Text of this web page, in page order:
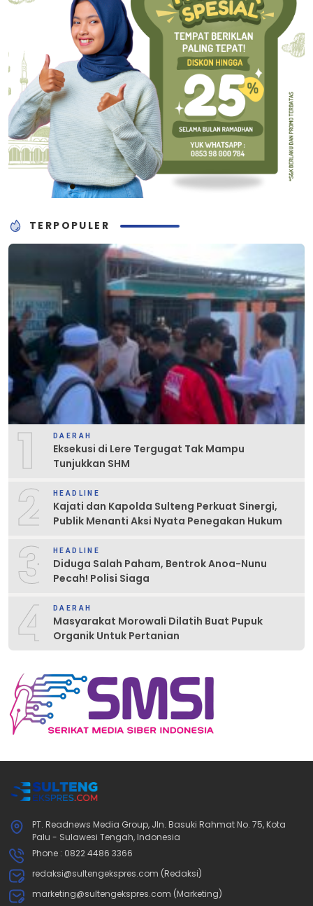
TERPOPULER
1 DAERAH
Eksekusi di Lere Tergugat Tak Mampu
Tunjukkan SHM
2 HEADLINE
Kajati dan Kapolda Sulteng Perkuat Sinergi,
Publik Menanti Aksi Nyata Penegakan Hukum
3 HEADLINE
Diduga Salah Paham, Bentrok Anoa-Nunu
Pecah! Polisi Siaga
4 DAERAH
Masyarakat Morowali Dilatih Buat Pupuk
Organik Untuk Pertanian
PT. Readnews Media Group, Jln. Basuki Rahmat No. 75, Kota
Palu - Sulawesi Tengah, Indonesia
Phone : 0822 4486 3366
redaksi@sultengekspres.com (Redaksi)
marketing@sultengekspres.com (Marketing)